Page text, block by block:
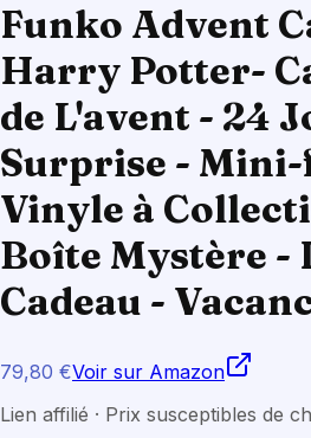
Funko Advent
Harry Potter-
de L'avent - 24
Surprise -
Vinyle à
Boîte Mystère -
Cadeau -
79,80 €Voir sur Amazon
Lien affilié · Prix susceptibles de